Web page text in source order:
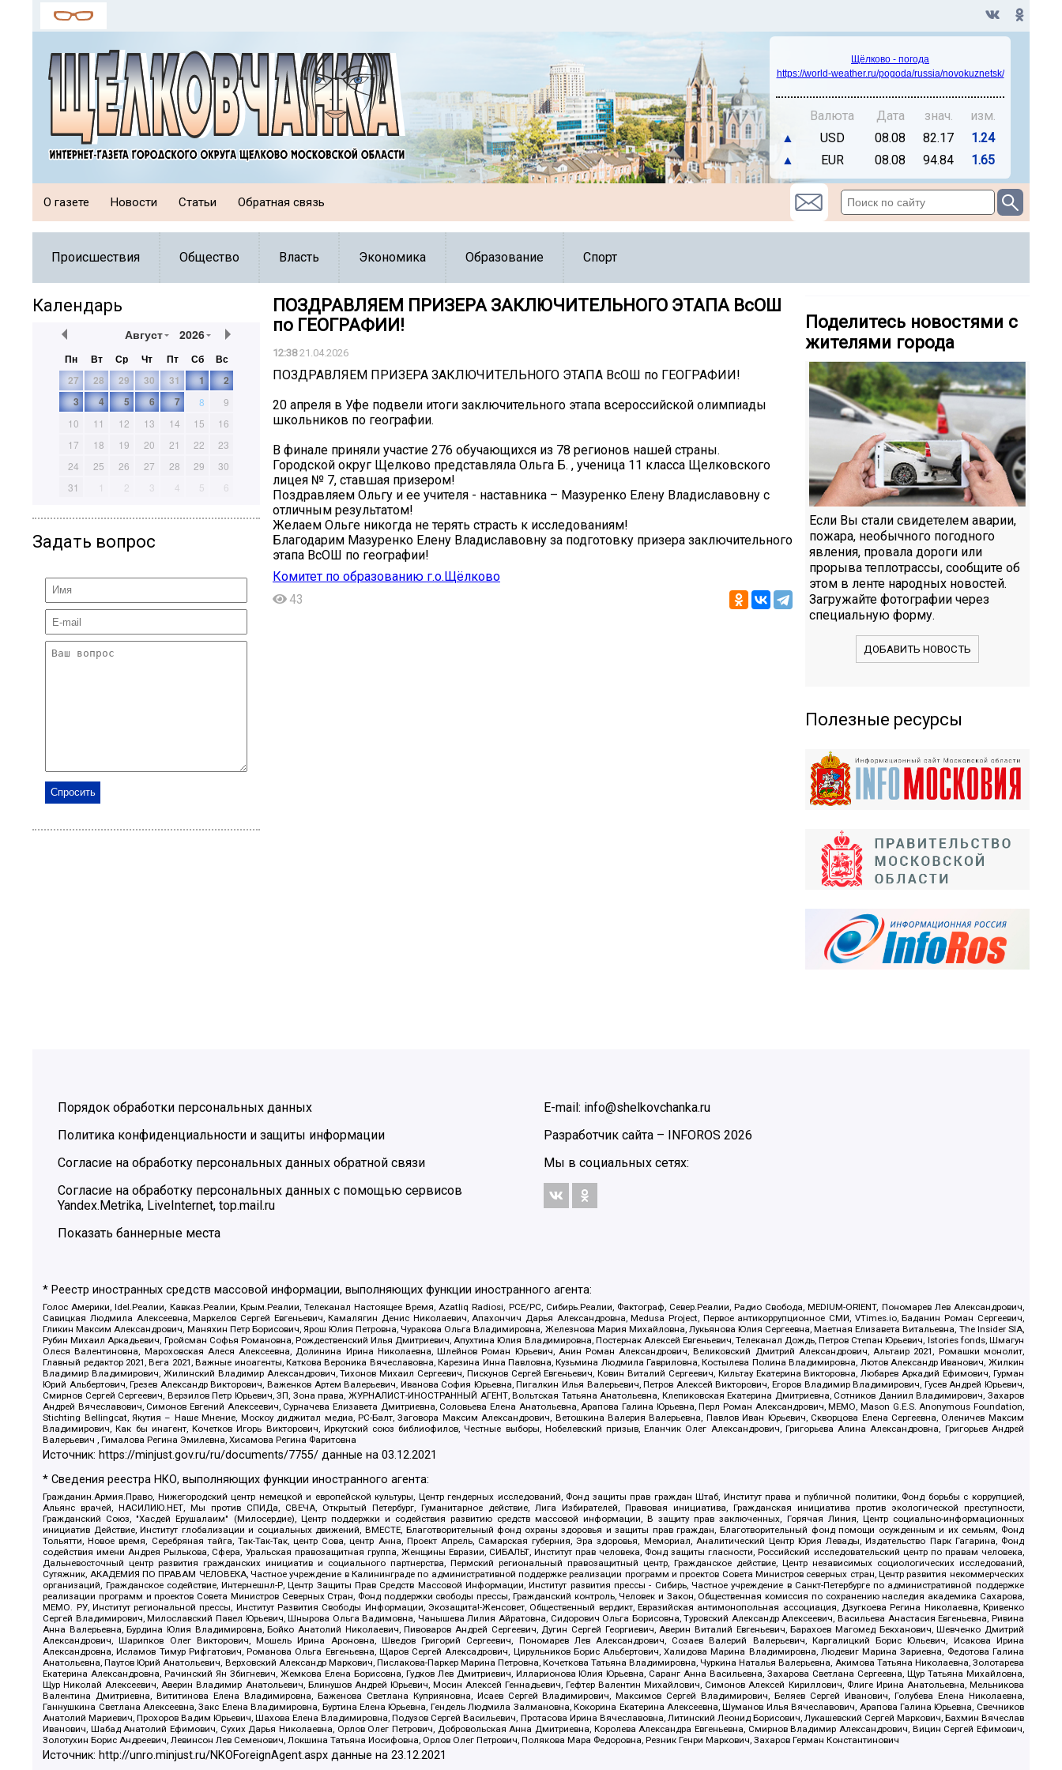
Щёлково - погода
https://world-weather.ru/pogoda/russia/novokuznetsk/
Валюта Дата знач.
изм.
▲
USD 08.08 82.17
1.24
▲
EUR 08.08 94.84 1.65
О газете Новости Статьи Обратная связь
Происшествия Общество Власть Экономика Образование Спорт
Календарь
Август 2026
Пн Вт Ср Чт Пт Сб
Вс
27
28 29 30 31 1
2
3
4 5 6 7 8
9
10
11 12 13 14 15
16
17
18 19 20 21 22
23
24
25 26 27 28 29
30
31
1 2 3 4 5 6
Задать вопрос
ПОЗДРАВЛЯЕМ ПРИЗЕРА ЗАКЛЮЧИТЕЛЬНОГО ЭТАПА ВсОШ
по ГЕОГРАФИИ!
12:3821.04.2026
ПОЗДРАВЛЯЕМ ПРИЗЕРА ЗАКЛЮЧИТЕЛЬНОГО ЭТАПА ВсОШ по ГЕОГРАФИИ!
20 апреля в Уфе подвели итоги заключительного этапа всероссийской олимпиады
школьников по географии.
В финале приняли участие 276 обучающихся из 78 регионов нашей страны.
Городской округ Щелково представляла Ольга Б. , ученица 11 класса Щелковского
лицея № 7, ставшая призером!
Поздравляем Ольгу и ее учителя - наставника – Мазуренко Елену Владиславовну с
отличным результатом!
Желаем Ольге никогда не терять страсть к исследованиям!
Благодарим Мазуренко Елену Владиславовну за подготовку призера заключительного
этапа ВсОШ по географии!
Комитет по образованию г.о.Щёлково
43
Поделитесь новостями с
жителями города
Если Вы стали свидетелем аварии,
пожара, необычного погодного
явления, провала дороги или
прорыва теплотрассы, сообщите об
этом в ленте народных новостей.
Загружайте фотографии через
специальную форму.
ДОБАВИТЬ НОВОСТЬ
Полезные ресурсы
Порядок обработки персональных данных
Политика конфиденциальности и защиты информации
Согласие на обработку персональных данных обратной связи
Согласие на обработку персональных данных с помощью сервисов
Yandex.Metrika, LiveInternet, top.mail.ru
Показать баннерные места
E-mail: info@shelkovchanka.ru
Разработчик сайта –
INFOROS 2026
Мы в социальных сетях:
* Реестр иностранных средств массовой информации, выполняющих функции иностранного агента:
Голос Америки, Idel.Реалии, Кавказ.Реалии, Крым.Реалии, Телеканал Настоящее Время, Azatliq Radiosi, PCE/PC, Сибирь.Реалии, Фактограф, Север.Реалии, Радио Свобода, MEDIUM-ORIENT, Пономарев Лев Александрович,
Савицкая Людмила Алексеевна, Маркелов Сергей Евгеньевич, Камалягин Денис Николаевич, Апахончич Дарья Александровна, Medusa Project, Первое антикоррупционное СМИ, VTimes.io, Баданин Роман Сергеевич,
Гликин Максим Александрович, Маняхин Петр Борисович, Ярош Юлия Петровна, Чуракова Ольга Владимировна, Железнова Мария Михайловна, Лукьянова Юлия Сергеевна, Маетная Елизавета Витальевна, The Insider SIA,
Рубин Михаил Аркадьевич, Гройсман Софья Романовна, Рождественский Илья Дмитриевич, Апухтина Юлия Владимировна, Постернак Алексей Евгеньевич, Телеканал Дождь, Петров Степан Юрьевич, Istories fonds, Шмагун
Олеся Валентиновна, Мароховская Алеся Алексеевна, Долинина Ирина Николаевна, Шлейнов Роман Юрьевич, Анин Роман Александрович, Великовский Дмитрий Александрович, Альтаир 2021, Ромашки монолит,
Главный редактор 2021, Вега 2021, Важные иноагенты, Каткова Вероника Вячеславовна, Карезина Инна Павловна, Кузьмина Людмила Гавриловна, Костылева Полина Владимировна, Лютов Александр Иванович, Жилкин
Владимир Владимирович, Жилинский Владимир Александрович, Тихонов Михаил Сергеевич, Пискунов Сергей Евгеньевич, Ковин Виталий Сергеевич, Кильтау Екатерина Викторовна, Любарев Аркадий Ефимович, Гурман
Юрий Альбертович, Грезев Александр Викторович, Важенков Артем Валерьевич, Иванова София Юрьевна, Пигалкин Илья Валерьевич, Петров Алексей Викторович, Егоров Владимир Владимирович, Гусев Андрей Юрьевич,
Смирнов Сергей Сергеевич, Верзилов Петр Юрьевич, ЗП, Зона права, ЖУРНАЛИСТ-ИНОСТРАННЫЙ АГЕНТ, Вольтская Татьяна Анатольевна, Клепиковская Екатерина Дмитриевна, Сотников Даниил Владимирович, Захаров
Андрей Вячеславович, Симонов Евгений Алексеевич, Сурначева Елизавета Дмитриевна, Соловьева Елена Анатольевна, Арапова Галина Юрьевна, Перл Роман Александрович, МЕМО, Mason G.E.S. Anonymous Foundation,
Stichting Bellingcat, Якутия – Наше Мнение, Москоу диджитал медиа, РС-Балт, Заговора Максим Александрович, Ветошкина Валерия Валерьевна, Павлов Иван Юрьевич, Скворцова Елена Сергеевна, Оленичев Максим
Владимирович, Как бы инагент, Кочетков Игорь Викторович, Иркутский союз библиофилов, Честные выборы, Нобелевский призыв, Еланчик Олег Александрович, Григорьева Алина Александровна, Григорьев Андрей
Валерьевич , Гималова Регина Эмилевна, Хисамова Регина Фаритовна
Источник: https://minjust.gov.ru/ru/documents/7755/ данные на03.12.2021
* Сведения реестра НКО, выполняющих функции иностранного агента:
Гражданин.Армия.Право, Нижегородский центр немецкой и европейской культуры, Центр гендерных исследований, Фонд защиты прав граждан Штаб, Институт права и публичной политики, Фонд борьбы с коррупцией,
Альянс врачей, НАСИЛИЮ.НЕТ, Мы против СПИДа, СВЕЧА, Открытый Петербург, Гуманитарное действие, Лига Избирателей, Правовая инициатива, Гражданская инициатива против экологической преступности,
Гражданский Союз, "Хасдей Ерушалаим" (Милосердие), Центр поддержки и содействия развитию средств массовой информации, В защиту прав заключенных, Горячая Линия, Центр социально-информационных
инициатив Действие, Институт глобализации и социальных движений, ВМЕСТЕ, Благотворительный фонд охраны здоровья и защиты прав граждан, Благотворительный фонд помощи осужденным и их семьям, Фонд
Тольятти, Новое время, Серебряная тайга, Так-Так-Так, центр Сова, центр Анна, Проект Апрель, Самарская губерния, Эра здоровья, Мемориал, Аналитический Центр Юрия Левады, Издательство Парк Гагарина, Фонд
содействия имени Андрея Рылькова, Сфера, Уральская правозащитная группа, Женщины Евразии, СИБАЛЬТ, Институт прав человека, Фонд защиты гласности, Российский исследовательский центр по правам человека,
Дальневосточный центр развития гражданских инициатив и социального партнерства, Пермский региональный правозащитный центр, Гражданское действие, Центр независимых социологических исследований,
Сутяжник, АКАДЕМИЯ ПО ПРАВАМ ЧЕЛОВЕКА, Частное учреждение в Калининграде по административной поддержке реализации программ и проектов Совета Министров северных стран, Центр развития некоммерческих
организаций, Гражданское содействие, Интернешнл-Р, Центр Защиты Прав Средств Массовой Информации, Институт развития прессы - Сибирь, Частное учреждение в Санкт-Петербурге по административной поддержке
реализации программ и проектов Совета Министров Северных Стран, Фонд поддержки свободы прессы, Гражданский контроль, Человек и Закон, Общественная комиссия по сохранению наследия академика Сахарова,
МЕМО. РУ, Институт региональной прессы, Институт Развития Свободы Информации, Экозащита!-Женсовет, Общественный вердикт, Евразийская антимонопольная ассоциация, Дзугкоева Регина Николаевна, Кривенко
Сергей Владимирович, Милославский Павел Юрьевич, Шнырова Ольга Вадимовна, Чанышева Лилия Айратовна, Сидорович Ольга Борисовна, Туровский Александр Алексеевич, Васильева Анастасия Евгеньевна, Ривина
Анна Валерьевна, Бурдина Юлия Владимировна, Бойко Анатолий Николаевич, Пивоваров Андрей Сергеевич, Дугин Сергей Георгиевич, Аверин Виталий Евгеньевич, Барахоев Магомед Бекханович, Шевченко Дмитрий
Александрович, Шарипков Олег Викторович, Мошель Ирина Ароновна, Шведов Григорий Сергеевич, Пономарев Лев Александрович, Созаев Валерий Валерьевич, Каргалицкий Борис Юльевич, Исакова Ирина
Александровна, Исламов Тимур Рифгатович, Романова Ольга Евгеньевна, Щаров Сергей Алексадрович, Цирульников Борис Альбертович, Халидова Марина Владимировна, Людевиг Марина Зариевна, Федотова Галина
Анатольевна, Паутов Юрий Анатольевич, Верховский Александр Маркович, Пислакова-Паркер Марина Петровна, Кочеткова Татьяна Владимировна, Чуркина Наталья Валерьевна, Акимова Татьяна Николаевна, Золотарева
Екатерина Александровна, Рачинский Ян Збигневич, Жемкова Елена Борисовна, Гудков Лев Дмитриевич, Илларионова Юлия Юрьевна, Саранг Анна Васильевна, Захарова Светлана Сергеевна, Щур Татьяна Михайловна,
Щур Николай Алексеевич, Аверин Владимир Анатольевич, Блинушов Андрей Юрьевич, Мосин Алексей Геннадьевич, Гефтер Валентин Михайлович, Симонов Алексей Кириллович, Флиге Ирина Анатольевна, Мельникова
Валентина Дмитриевна, Вититинова Елена Владимировна, Баженова Светлана Куприяновна, Исаев Сергей Владимирович, Максимов Сергей Владимирович, Беляев Сергей Иванович, Голубева Елена Николаевна,
Ганнушкина Светлана Алексеевна, Закс Елена Владимировна, Буртина Елена Юрьевна, Гендель Людмила Залмановна, Кокорина Екатерина Алексеевна, Шуманов Илья Вячеславович, Арапова Галина Юрьевна, Свечников
Анатолий Мариевич, Прохоров Вадим Юрьевич, Шахова Елена Владимировна, Подузов Сергей Васильевич, Протасова Ирина Вячеславовна, Литинский Леонид Борисович, Лукашевский Сергей Маркович, Бахмин Вячеслав
Иванович, Шабад Анатолий Ефимович, Сухих Дарья Николаевна, Орлов Олег Петрович, Добровольская Анна Дмитриевна, Королева Александра Евгеньевна, Смирнов Владимир Александрович, Вицин Сергей Ефимович,
Золотухин Борис Андреевич, Левинсон Лев Семенович, Локшина Татьяна Иосифовна, Орлов Олег Петрович, Полякова Мара Федоровна, Резник Генри Маркович, Захаров Герман Константинович
Источник: http://unro.minjust.ru/NKOForeignAgent.aspx данные на23.12.2021